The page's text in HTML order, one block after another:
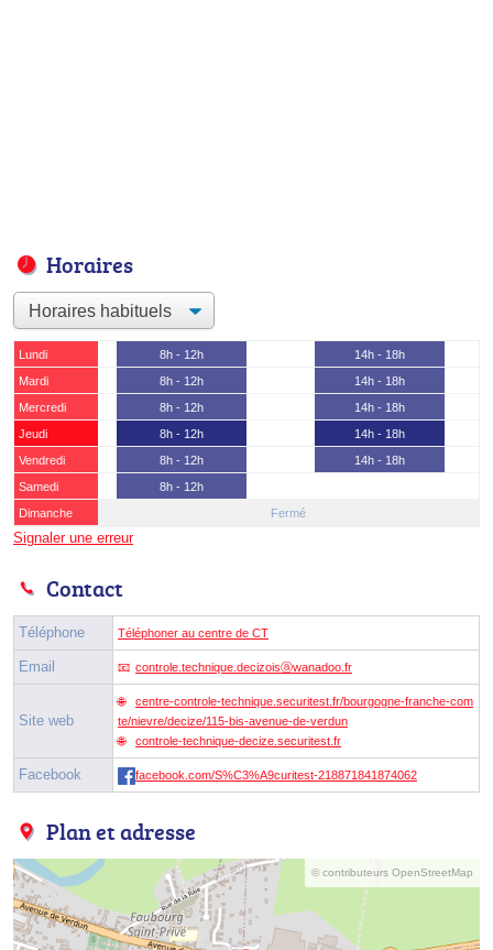
Horaires
Lundi 8h - 12h
14h - 18h
Mardi
8h - 12h
14h - 18h
Mercredi
8h - 12h
14h - 18h
Jeudi
8h - 12h
14h - 18h
Vendredi
8h - 12h
14h - 18h
Samedi
8h - 12h
Dimanche
Fermé
Signaler une erreur
Contact
Téléphone Téléphoner au centre de CT
Email controle.technique.decizoisⓐwanadoo.fr
Site web
centre-controle-technique.securitest.fr/bourgogne-franche-com
te/nievre/decize/115-bis-avenue-de-verdun
controle-technique-decize.securitest.fr
Facebook facebook.com/S%C3%A9curitest-218871841874062
Plan et adresse
© contributeurs OpenStreetMap